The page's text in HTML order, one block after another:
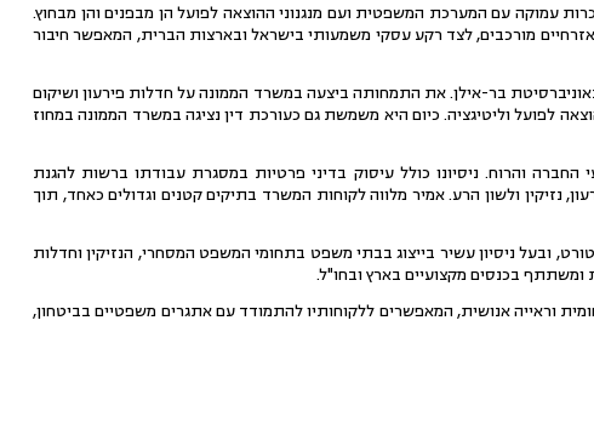
עמוקה עם המערכת המשפטית ועם מנגנוני ההוצאה לפועל הן מבפנים והן מבחוץ.
אזרחיים מורכבים, לצד רקע עסקי משמעותי בישראל ובארצות הברית, המאפשר חיבור
בר-אילן. את התמחותה ביצעה במשרד הממונה על חדלות פירעון ושיקום
לפועל וליטיגציה. כיום היא משמשת גם כעורכת דין נציגה במשרד הממונה במחוז
והרוח. ניסיונו כולל עיסוק בדיני פרטיות במסגרת עבודתו ברשות להגנת
נזיקין ולשון הרע. אמיר מלווה לקוחות המשרד בתיקים קטנים וגדולים כאחד, תוך
ובעל ניסיון עשיר בייצוג בבתי משפט בתחומי המשפט המסחרי, הנזיקין וחדלות
בכנסים מקצועיים בארץ ובחו"ל.
וראייה אנושית, המאפשרים ללקוחותיו להתמודד עם אתגרים משפטיים בביטחון,